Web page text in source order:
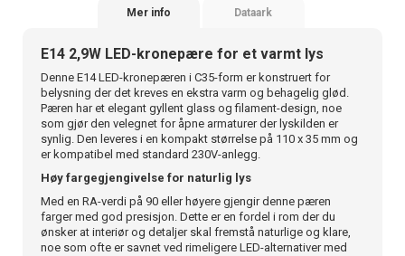
Mer info Dataark
E14 2,9W LED-kronepære for et varmt lys
Denne E14 LED-kronepæren i C35-form er konstruert for
belysning der det kreves en ekstra varm og behagelig glød.
Pæren har et elegant gyllent glass og filament-design, noe
som gjør den velegnet for åpne armaturer der lyskilden er
synlig. Den leveres i en kompakt størrelse på 110 x 35 mm og
er kompatibel med standard 230V-anlegg.
Høy fargegjengivelse for naturlig lys
Med en RA-verdi på 90 eller høyere gjengir denne pæren
farger med god presisjon. Dette er en fordel i rom der du
ønsker at interiør og detaljer skal fremstå naturlige og klare,
noe som ofte er savnet ved rimeligere LED-alternativer med